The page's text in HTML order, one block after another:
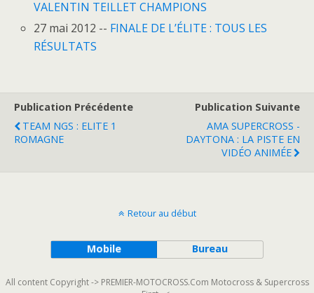
VALENTIN TEILLET CHAMPIONS
27 mai 2012 -- FINALE DE L’ÉLITE : TOUS LES
RÉSULTATS
Publication Précédente
TEAM NGS : ELITE 1
ROMAGNE
Publication Suivante
AMA SUPERCROSS -
DAYTONA : LA PISTE EN
VIDÉO ANIMÉE
Retour au début
Mobile Bureau
All content Copyright -> PREMIER-MOTOCROSS.Com Motocross & Supercross